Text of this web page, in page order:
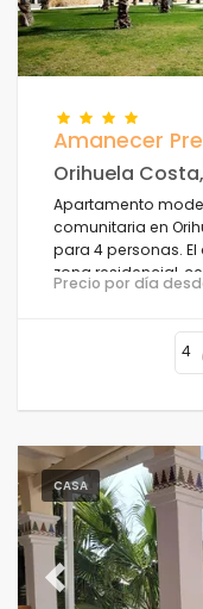
Amanecer
Orihuela
Apartamento
comunitaria en
para 4 personas.
zona residencial,
4 km de la playa
Precio por día
4
CASA
Previous